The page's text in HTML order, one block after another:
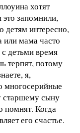
хотят
это запомнили,
детям интересно,
или мама часто
детьми время
терпят, потому
я,
многосерийные
старшему сыну
помнят. Когда
его счастье.